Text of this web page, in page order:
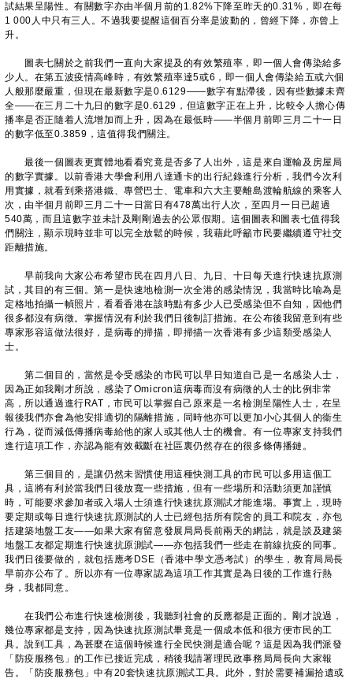
試結果呈陽性。有關數字亦由半個月前的1.82%下降至昨天的0.31%，即在每
1 000人中只有三人。不過我要提醒這個百分率是波動的，曾經下降，亦曾上
升。
圖表七關於之前我們一直向大家提及的有效繁殖率，即一個人會傳染給多
少人。在第五波疫情高峰時，有效繁殖率達5或6，即一個人會傳染給五或六個
人般那麼嚴重，但現在最新數字是0.6129——數字有點滯後，因有些數據未齊
全——在三月二十九日的數字是0.6129，但這數字正在上升，比較令人擔心傳
播率是否正隨着人流增加而上升，因為在最低時——半個月前即三月二十一日
的數字低至0.3859，這值得我們關注。
最後一個圖表更實體地看看究竟是否多了人出外，這是來自運輸及房屋局
的數字實據。以前香港大學會利用八達通卡的出行紀錄進行分析，我們今次利
用實據，就看到乘搭港鐵、專營巴士、電車和六大主要離島渡輪航線的乘客人
次，由半個月前即三月二十一日當日有478萬出行人次，至四月一日已超過
540萬，而且這數字並未計及剛剛過去的公眾假期。這個圖表和圖表七值得我
們關注，顯示現時並非可以完全放鬆的時候，我藉此呼籲市民要繼續遵守社交
距離措施。
早前我向大家公布希望市民在四月八日、九日、十日每天進行快速抗原測
試，其目的有三個。第一是快速地檢測一次全港的感染情況，我當時比喻為是
定格地拍攝一幀照片，看看香港在該時點有多少人已受感染但不自知，因他們
很多都沒有病徵。掌握情況有利於我們日後制訂措施。在公布後我留意到有些
專家形容這做法很好，是病毒的掃描，即掃描一次香港有多少這類受感染人
士。
第二個目的，當然是令受感染的市民可以早日知道自己是一名感染人士，
因為正如我剛才所說，感染了Omicron這病毒而沒有病徵的人士的比例非常
高，所以通過進行RAT，市民可以掌握自己原來是一名檢測呈陽性人士，在呈
報後我們亦會為他安排適切的隔離措施，同時他亦可以更加小心其個人的衞生
行為，從而減低傳播病毒給他的家人或其他人士的機會。有一位專家支持我們
進行這項工作，亦認為能有效截斷在社區裏仍然存在的很多條傳播鏈。
第三個目的，是讓仍然未習慣使用這種快測工具的市民可以多用這個工
具，這將有利於當我們日後放寬一些措施，但有一些場所和活動須更加謹慎
時，可能要求參加者或入場人士須進行快速抗原測試才能進場。事實上，現時
要定期或每日進行快速抗原測試的人士已經包括所有院舍的員工和院友，亦包
括建築地盤工友——如果大家有留意發展局局長前兩天的網誌，就是談及建築
地盤工友都定期進行快速抗原測試——亦包括我們一些走在前線抗疫的同事。
我們日後要做的，就包括應考DSE（香港中學文憑考試）的學生，教育局局長
早前亦公布了。所以亦有一位專家認為這項工作其實是為日後的工作進行熱
身，我都同意。
在我們公布進行快速檢測後，我聽到社會的反應都是正面的。剛才說過，
幾位專家都是支持，因為快速抗原測試畢竟是一個成本低和很方便市民的工
具。說到工具，為甚麼在這個時候進行全民快測是適合呢？這是因為我們派發
「防疫服務包」的工作已接近完成，稍後我請署理民政事務局局長向大家報
告。「防疫服務包」中有20套快速抗原測試工具。此外，對於需要補漏拾遺或